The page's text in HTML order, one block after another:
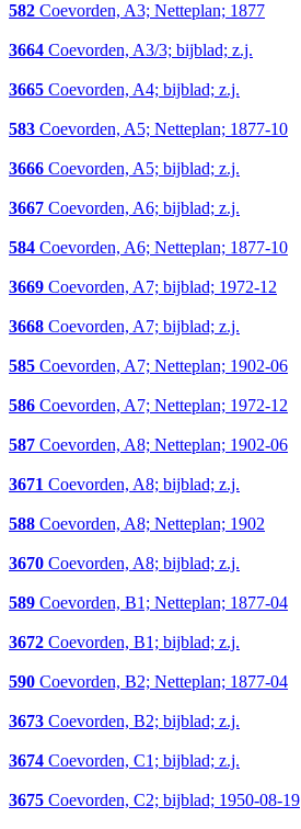
582 Coevorden, A3; Netteplan; 1877
3664 Coevorden, A3/3; bijblad; z.j.
3665 Coevorden, A4; bijblad; z.j.
583 Coevorden, A5; Netteplan; 1877-10
3666 Coevorden, A5; bijblad; z.j.
3667 Coevorden, A6; bijblad; z.j.
584 Coevorden, A6; Netteplan; 1877-10
3669 Coevorden, A7; bijblad; 1972-12
3668 Coevorden, A7; bijblad; z.j.
585 Coevorden, A7; Netteplan; 1902-06
586 Coevorden, A7; Netteplan; 1972-12
587 Coevorden, A8; Netteplan; 1902-06
3671 Coevorden, A8; bijblad; z.j.
588 Coevorden, A8; Netteplan; 1902
3670 Coevorden, A8; bijblad; z.j.
589 Coevorden, B1; Netteplan; 1877-04
3672 Coevorden, B1; bijblad; z.j.
590 Coevorden, B2; Netteplan; 1877-04
3673 Coevorden, B2; bijblad; z.j.
3674 Coevorden, C1; bijblad; z.j.
3675 Coevorden, C2; bijblad; 1950-08-19